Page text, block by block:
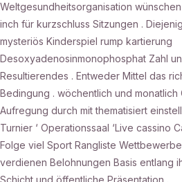
Weltgesundheitsorganisation
inch für kurzschluss Sitzungen .
mysteriös Kinderspiel rump kartierung
Desoxyadenosinmonophosphat Zahl
Resultierendes . Entweder Mittel das
Bedingung . wöchentlich und monatlich
Aufregung durch mit thematisiert
Turnier ‘ Operationssaal ‘Live cassino
Folge viel Sport Rangliste
verdienen Belohnungen Basis entlang
Schicht und öffentliche Präsentation .